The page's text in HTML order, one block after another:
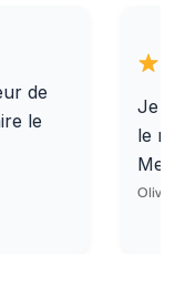
de
le
Je
le